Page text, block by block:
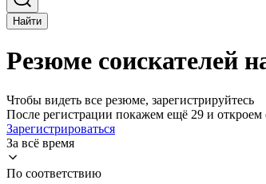
Найти
Резюме соискателей
Чтобы видеть все резюме, зарегистрируйтесь
После регистрации покажем ещё 29 и откроем
Зарегистрироваться
За всё время
По соответствию